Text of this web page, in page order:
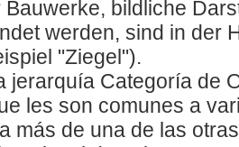
Bauwerke, bildliche
werden, sind in der
"Ziegel").
jerarquía Categoría de
les son comunes a
más de una de las